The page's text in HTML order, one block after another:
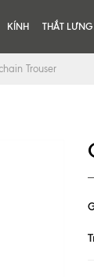
KÍNH THẮT LƯNG
Trouser